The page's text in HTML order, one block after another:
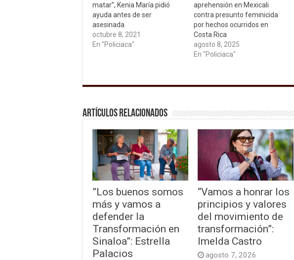
matar”, Kenia María pidió
ayuda antes de ser
asesinada
octubre 8, 2021
En "Policiaca"
aprehensión en Mexicali
contra presunto feminicida
por hechos ocurridos en
Costa Rica
agosto 8, 2025
En "Policiaca"
Artículos relacionados
”Los buenos somos
más y vamos a
defender la
Transformación en
Sinaloa”: Estrella
Palacios
“Vamos a honrar los
principios y valores
del movimiento de
transformación”:
Imelda Castro
agosto 7, 2026